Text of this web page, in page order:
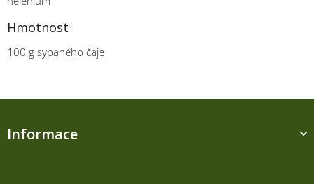
Hmotnost
100 g sypaného čaje
Z
Informace